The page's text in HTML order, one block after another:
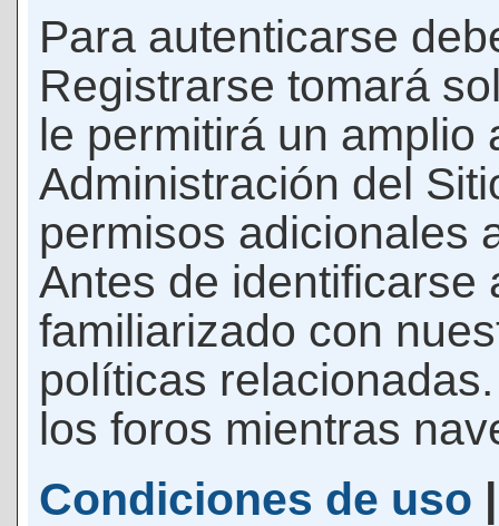
Para autenticarse
Registrarse tomará
le permitirá un amplio
Administración del
permisos adicionales
Antes de identificarse
familiarizado con
políticas
los foros mientras
Condiciones de uso